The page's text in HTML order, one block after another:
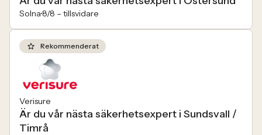
Solna8/8 – tillsvidare
Rekommenderat
Verisure
Är du vår nästa säkerhetsexpert i Sundsvall /
Timrå